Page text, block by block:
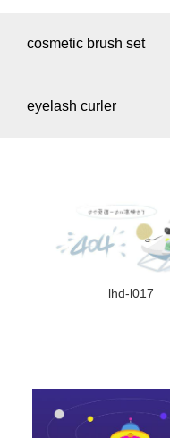
cosmetic brush set
eyelash curler
lhd-l017